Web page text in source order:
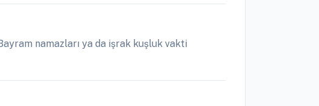
namazları ya da işrak kuşluk vakti